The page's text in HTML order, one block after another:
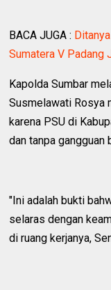
BACA JUGA :
Sumatera V Padang
Kapolda Sumbar
Susmelawati Rosya
karena PSU di
dan tanpa gangguan
"Ini adalah bukti
selaras dengan
di ruang kerjanya,